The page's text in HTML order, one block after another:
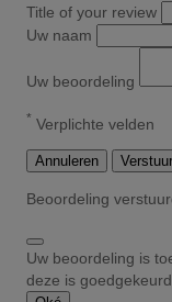
Title of your review
Uw naam
Uw beoordeling
* Verplichte velden
Annuleren Verstuur
Beoordeling
Uw beoordeling is
deze is